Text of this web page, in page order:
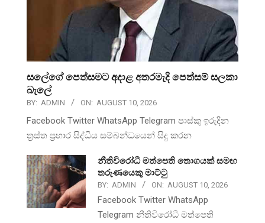
සලේගේ පෙත්සමට අදාළ අතරමැදි පෙත්සම් සලකා
බැලේ
BY: ADMIN ON: AUGUST 10, 2026
Facebook Twitter WhatsApp Telegram පාස්කු ඉරුදින
ත්‍රස්ත ප්‍රහාර සිද්ධිය සම්බන්ධයෙන් සිදු කරන
නීතිවිරෝධී මත්පෙති තොගයක් සමඟ
තරුණයෙකු මාට්ටු
BY: ADMIN ON: AUGUST 10, 2026
Facebook Twitter WhatsApp
Telegram නීතිවිරෝධී මත්පෙති